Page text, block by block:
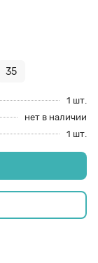
35
1 шт.
нет в наличии
1 шт.